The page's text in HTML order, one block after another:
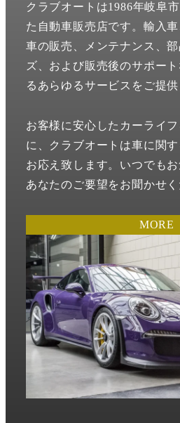
クラブオートは1986年岐阜
た自動車販売店です。輸入
車の販売、メンテナンス、
ズ、および販売後のサポー
るあらゆるサービスをご提供
お客様に安心したカーライ
に、クラブオートは車に関
お応え致します。いつでもお
あなたのご要望をお聞かせく
MORE